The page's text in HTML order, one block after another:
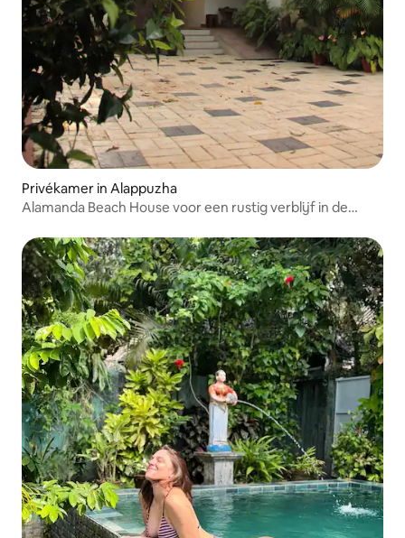
Privékamer in Alappuzha
Alamanda Beach House voor een rustig verblijf in de